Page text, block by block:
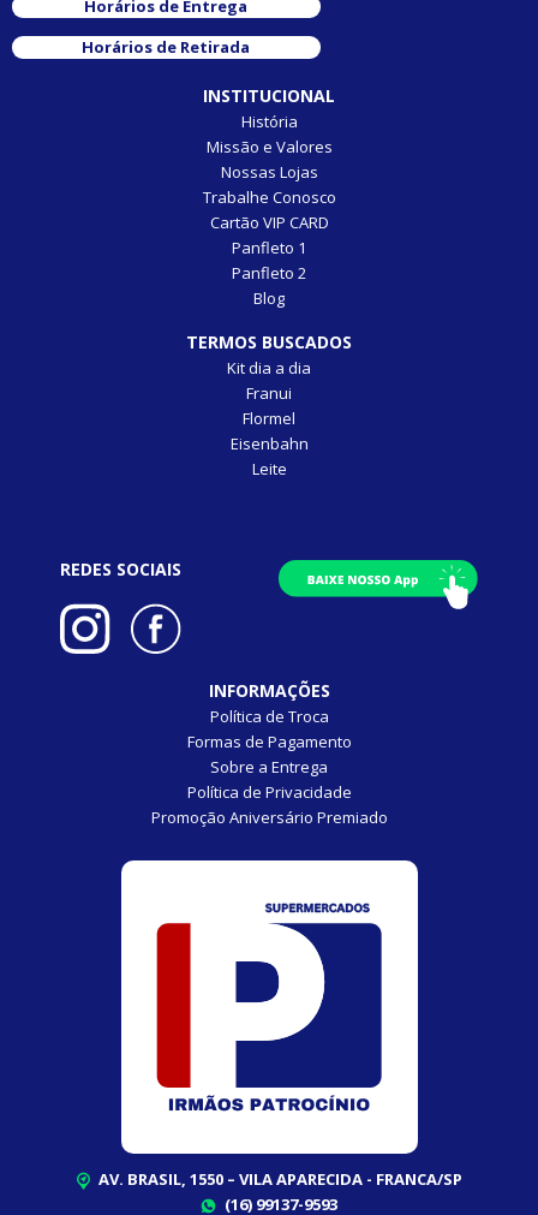
Horários de Entrega
Horários de Retirada
INSTITUCIONAL
História
Missão e Valores
Nossas Lojas
Trabalhe Conosco
Cartão VIP CARD
Panfleto 1
Panfleto 2
Blog
TERMOS BUSCADOS
Kit dia a dia
Franui
Flormel
Eisenbahn
Leite
REDES SOCIAIS
INFORMAÇÕES
Política de Troca
Formas de Pagamento
Sobre a Entrega
Política de Privacidade
Promoção Aniversário Premiado
AV. BRASIL, 1550 – VILA APARECIDA - FRANCA/SP
(16) 99137-9593